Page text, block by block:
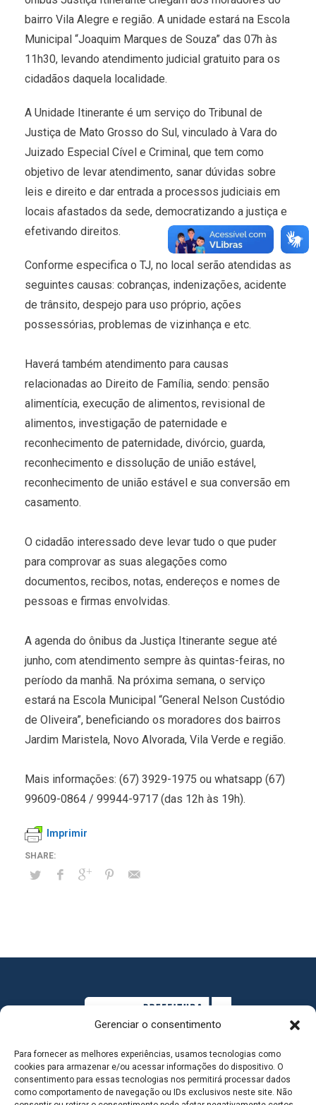
Gerenciar o consentimento
Para fornecer as melhores experiências, usamos tecnologias como
cookies para armazenar e/ou acessar informações do dispositivo. O
consentimento para essas tecnologias nos permitirá processar dados
como comportamento de navegação ou IDs exclusivos neste site. Não
bairro Vila Alegre e região. A unidade estará na Escola
Municipal “Joaquim Marques de Souza” das 07h às
11h30, levando atendimento judicial gratuito para os
cidadãos daquela localidade.
A Unidade Itinerante é um serviço do Tribunal de
Justiça de Mato Grosso do Sul, vinculado à Vara do
Juizado Especial Cível e Criminal, que tem como
objetivo de levar atendimento, sanar dúvidas sobre
leis e direito e dar entrada a processos judiciais em
locais afastados da sede, democratizando a justiça e
efetivando direitos.
Conforme especifica o TJ, no local serão atendidas as
seguintes causas: cobranças, indenizações, acidente
de trânsito, despejo para uso próprio, ações
possessórias, problemas de vizinhança e etc.
Haverá também atendimento para causas
relacionadas ao Direito de Família, sendo: pensão
alimentícia, execução de alimentos, revisional de
alimentos, investigação de paternidade e
reconhecimento de paternidade, divórcio, guarda,
reconhecimento e dissolução de união estável,
reconhecimento de união estável e sua conversão em
casamento.
O cidadão interessado deve levar tudo o que puder
para comprovar as suas alegações como
documentos, recibos, notas, endereços e nomes de
pessoas e firmas envolvidas.
A agenda do ônibus da Justiça Itinerante segue até
junho, com atendimento sempre às quintas-feiras, no
período da manhã. Na próxima semana, o serviço
estará na Escola Municipal “General Nelson Custódio
de Oliveira”, beneficiando os moradores dos bairros
Jardim Maristela, Novo Alvorada, Vila Verde e região.
Mais informações: (67) 3929-1975 ou whatsapp (67)
99609-0864 / 99944-9717 (das 12h às 19h).
Imprimir